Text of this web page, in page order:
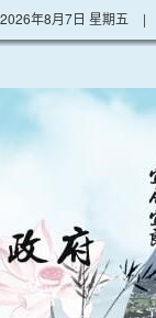
2026年8月7日 星期五 |